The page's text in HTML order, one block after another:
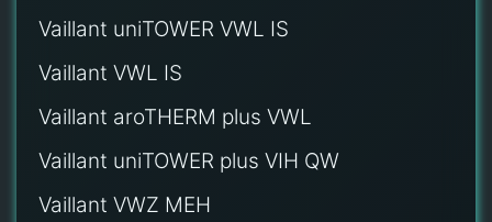
Vaillant uniTOWER VWL IS
Vaillant VWL IS
Vaillant aroTHERM plus VWL
Vaillant uniTOWER plus VIH QW
Vaillant VWZ MEH